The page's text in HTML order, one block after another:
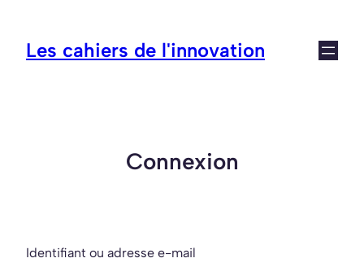
contenu
Les cahiers de l'innovation
Connexion
Identifiant ou adresse e-mail